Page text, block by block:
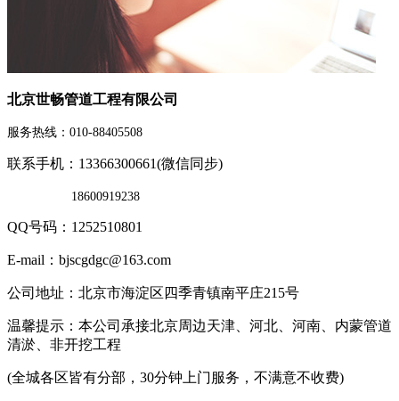
北京世畅管道工程有限公司
服务热线：010-88405508
联系手机：13366300661(微信同步)
18600919238
QQ号码：1252510801
E-mail：bjscgdgc@163.com
公司地址：北京市海淀区四季青镇南平庄215号
温馨提示：本公司承接北京周边天津、河北、河南、内蒙管道
清淤、非开挖工程
(全城各区皆有分部，30分钟上门服务，不满意不收费)